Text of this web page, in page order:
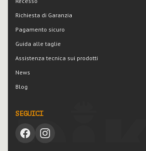
Richiesta di Garanzia
Pagamento sicuro
Guida alle taglie
Assistenza tecnica sui prodotti
News
Blog
SEGUICI